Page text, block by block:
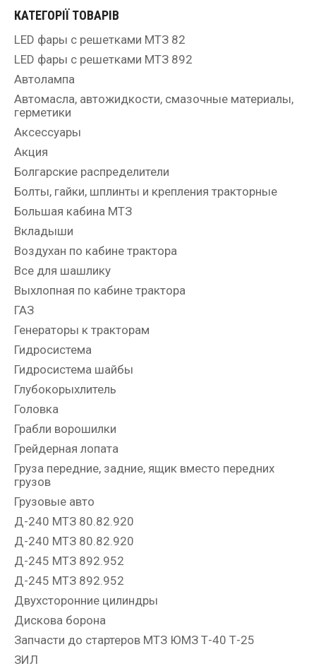
КАТЕГОРІЇ ТОВАРІВ
LED фары с решетками МТЗ 82
LED фары с решетками МТЗ 892
Автолампа
Автомасла, автожидкости, смазочные материалы,
герметики
Аксессуары
Акция
Болгарские распределители
Болты, гайки, шплинты и крепления тракторные
Большая кабина МТЗ
Вкладыши
Воздухан по кабине трактора
Все для шашлику
Выхлопная по кабине трактора
ГАЗ
Генераторы к тракторам
Гидросистема
Гидросистема шайбы
Глубокорыхлитель
Головка
Грабли ворошилки
Грейдерная лопата
Груза передние, задние, ящик вместо передних
грузов
Грузовые авто
Д-240 МТЗ 80.82.920
Д-240 МТЗ 80.82.920
Д-245 МТЗ 892.952
Д-245 МТЗ 892.952
Двухсторонние цилиндры
Дискова борона
Запчасти до стартеров МТЗ ЮМЗ Т-40 Т-25
ЗИЛ